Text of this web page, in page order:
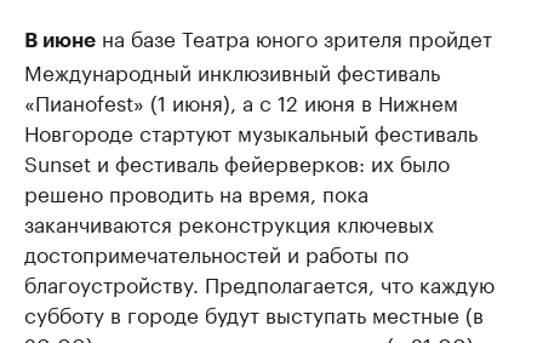
В июне на базе Театра юного зрителя пройдет
Международный инклюзивный фестиваль
«Пианоfest» (1 июня), а с 12 июня в Нижнем
Новгороде стартуют музыкальный фестиваль
Sunset и фестиваль фейерверков: их было
решено проводить на время, пока
заканчиваются реконструкция ключевых
достопримечательностей и работы по
благоустройству. Предполагается, что каждую
субботу в городе будут выступать местные (в